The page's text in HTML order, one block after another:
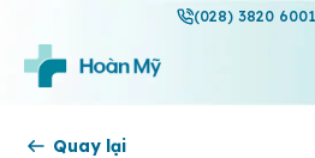
(028) 3820 6001
Quay lại